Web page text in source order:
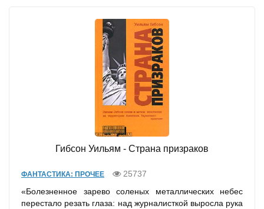
Гибсон Уильям - Страна призраков
ФАНТАСТИКА: ПРОЧЕЕ
25737
«Болезненное зарево соленых металлических небес
перестало резать глаза: над журналисткой выросла рука